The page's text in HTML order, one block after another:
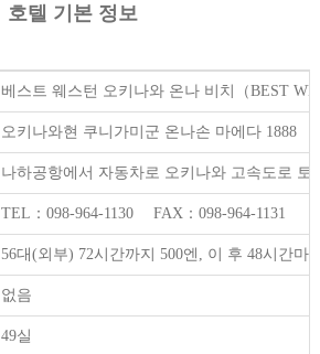
호텔 기본 정보
베스트 웨스턴 오키나와 온나 비치（BEST
오키나와현 쿠니가미군 온나손 마에다 1888
나하공항에서 자동차로 오키나와 고속도로
TEL：098-964-1130 FAX：098-964-1131
56대(외부) 72시간까지 500엔, 이 후 48시간
없음
49실